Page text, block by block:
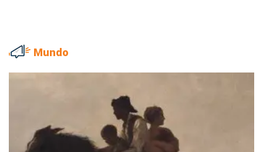
Mundo